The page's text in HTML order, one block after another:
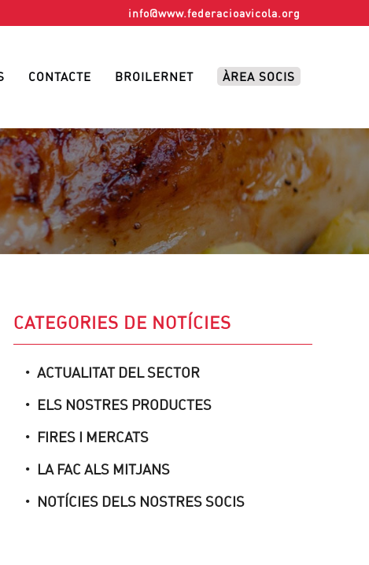
info@www.federacioavicola.org
CONTACTE BROILERNET ÀREA SOCIS
CATEGORIES DE NOTÍCIES
ACTUALITAT DEL SECTOR
ELS NOSTRES PRODUCTES
FIRES I MERCATS
LA FAC ALS MITJANS
NOTÍCIES DELS NOSTRES SOCIS